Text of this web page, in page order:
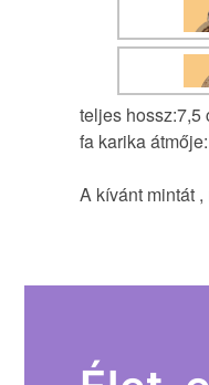
teljes hossz:7,5
fa karika
A kívánt mintát